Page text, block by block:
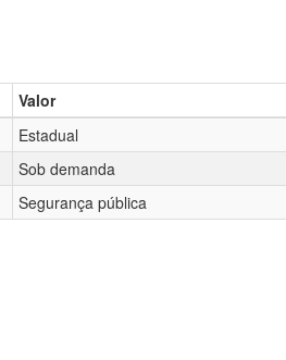
Valor
Estadual
Sob demanda
Segurança pública